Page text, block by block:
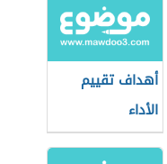
نفاذ البطارية
أهداف تقييم
الأداء